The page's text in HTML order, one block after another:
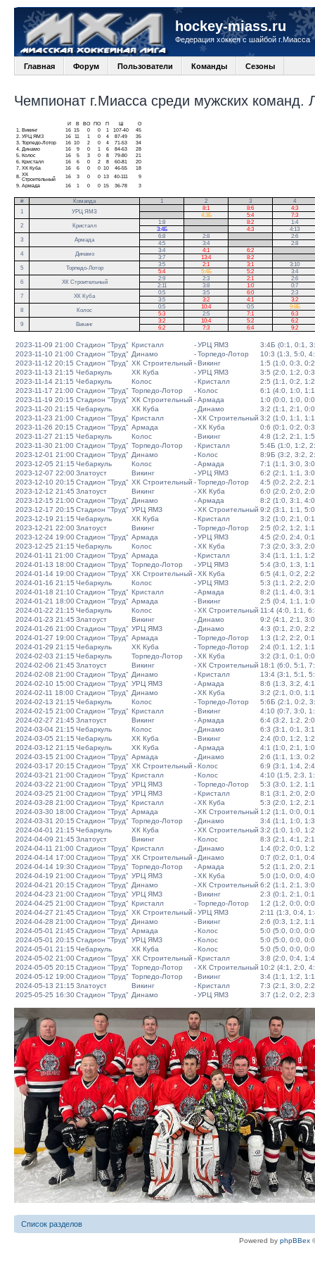
hockey-miass.ru
Федерация хоккея с шайбой г.Миасса
Главная Форум Пользователи Команды Сезоны
Чемпионат г.Миасса среди мужских команд.
И В ВО ПО П
О
1.
Викинг 16 15 0 0 1 107-40
45
2. УРЦ ЯМЗ 16 11 1 0 4 87-49
35
3. Торпедо-Лотор 16 10 2 0 4 71-53
34
4.
Динамо 16 9 0 1 6 84-63
28
5.
Колос 16 5 3 0 8 79-80
21
6.
Кристалл 16 6 0 2 8 60-81
20
7. ХК Куба 16 6 0 0 10 46-55
18
8. ХК
Строительный
16 3 0 0 13 40-111
9
9. Армада 16 1 0 0 15 36-78 3
# Команда 1 2 3
4
1
УРЦ ЯМЗ
8:1 8:6
4:3
4:3Б 5:4
7:3
2
Кристалл
1:8 8:2
1:4
3:4Б
4:3
4:13
3
Армада
6:8 2:8
2:6
4:5
3:4
2:8
4
Динамо
3:4 4:1 6:2
3:7
13:4 8:2
5
Торпедо-Лотор
3:5 2:1 3:1
3:10
5:4
5:4Б 5:2
3:4
6
ХК Строительный
2:9 2:3 2:1
2:6
2:11
3:8 1:0
0:7
7
ХК Куба
0:5 3:5 6:0
2:3
3:5
3:2 4:1
3:2
8
Колос
0:5 10:4 0:5
9:8Б
5:3
2:5 7:1
6:3
9
Викинг
3:2 10:4 5:2
6:2
6:2
7:3 6:4 9:2
2023-11-09 21:00 Стадион "Труд" Кристалл -УРЦ ЯМЗ
3:4Б (0:1, 0:1,
2023-11-10 21:00 Стадион "Труд" Динамо -Торпедо-Лотор
10:3 (1:3, 5:0,
2023-11-12 20:15 Стадион "Труд" ХК Строительный -Викинг
1:5 (1:0, 0:3,
2023-11-13 21:15 Чебаркуль ХК Куба -УРЦ ЯМЗ
3:5 (2:0, 1:2,
2023-11-14 21:15 Чебаркуль Колос -Кристалл
2:5 (1:1, 0:2,
2023-11-17 21:00 Стадион "Труд" Торпедо-Лотор -Колос
6:1 (4:0, 1:0,
2023-11-19 20:15 Стадион "Труд" ХК Строительный -Армада
1:0 (0:0, 1:0,
2023-11-20 21:15 Чебаркуль ХК Куба - Динамо
3:2 (1:1, 2:1,
2023-11-23 21:00 Стадион "Труд" Кристалл -ХК Строительный 3:2 (1:0, 1:1,
2023-11-26 20:15 Стадион "Труд" Армада -ХК Куба
0:6 (0:1, 0:2,
2023-11-27 21:15 Чебаркуль Колос -Викинг
4:8 (1:2, 2:1,
2023-11-30 21:00 Стадион "Труд" Торпедо-Лотор -Кристалл
5:4Б (1:0, 1:2,
2023-12-01 21:00Стадион "Труд" Динамо -Колос
8:9Б (3:2, 3:2,
2023-12-05 21:15 Чебаркуль Колос -Армада
7:1 (1:1, 3:0,
2023-12-07 22:00Златоуст Викинг -УРЦ ЯМЗ
6:2 (2:1, 1:1,
2023-12-10 20:15 Стадион "Труд" ХК Строительный -Торпедо-Лотор
4:5 (0:2, 2:2,
2023-12-12 21:45 Златоуст Викинг -ХК Куба
6:0 (2:0, 2:0,
2023-12-15 21:00Стадион "Труд" Динамо -Армада
8:2 (1:0, 3:1,
2023-12-17 20:15 Стадион "Труд" УРЦ ЯМЗ -ХК Строительный 9:2 (3:1, 1:1,
2023-12-19 21:15 Чебаркуль ХК Куба -Кристалл
3:2 (1:0, 2:1,
2023-12-21 22:00Златоуст Викинг -Торпедо-Лотор
2:5 (0:2, 1:2,
2023-12-24 19:00Стадион "Труд" Армада -УРЦ ЯМЗ
4:5 (2:0, 2:4,
2023-12-25 21:15 Чебаркуль Колос -ХК Куба
7:3 (2:0, 3:3,
2024-01-11 21:00 Стадион "Труд" Армада -Кристалл
3:4 (1:1, 1:1,
2024-01-13 18:00Стадион "Труд" Торпедо-Лотор -УРЦ ЯМЗ
5:4 (3:0, 1:3,
2024-01-14 19:00Стадион "Труд" ХК Строительный -ХК Куба
6:5 (4:1, 0:2,
2024-01-16 21:15 Чебаркуль Колос -УРЦ ЯМЗ
5:3 (1:1, 2:2,
2024-01-18 21:10Стадион "Труд" Кристалл -Армада
8:2 (1:1, 4:0,
2024-01-21 18:00Стадион "Труд" Армада -Викинг
2:5 (0:4, 1:1,
2024-01-22 21:15 Чебаркуль Колос -ХК Строительный 11:4 (4:0, 1:1,
2024-01-23 21:45 Златоуст Викинг - Динамо
9:2 (4:1, 2:1,
2024-01-26 21:00Стадион "Труд" УРЦ ЯМЗ - Динамо
4:3 (0:1, 2:0,
2024-01-27 19:00Стадион "Труд" Армада -Торпедо-Лотор
1:3 (1:2, 2:2,
2024-01-29 21:15 Чебаркуль ХК Куба -Торпедо-Лотор
2:4 (0:1, 1:2,
2024-02-03 21:15 Чебаркуль Торпедо-Лотор -ХК Куба
3:2 (3:1, 0:1,
2024-02-06 21:45 Златоуст Викинг -ХК Строительный 18:1 (6:0, 5:1,
2024-02-08 21:00Стадион "Труд" Динамо -Кристалл
13:4 (3:1, 5:1,
2024-02-10 15:00Стадион "Труд" УРЦ ЯМЗ -Армада
8:6 (1:3, 3:2,
2024-02-11 18:00 Стадион "Труд" Динамо -ХК Куба
3:2 (2:1, 0:0,
2024-02-13 21:15 Чебаркуль Колос -Торпедо-Лотор
5:6Б (2:1, 0:2,
2024-02-15 21:00Стадион "Труд" Кристалл -Викинг
4:10 (0:7, 3:0,
2024-02-27 21:45 Златоуст Викинг -Армада
6:4 (3:2, 1:2,
2024-03-04 21:15 Чебаркуль Колос - Динамо
6:3 (3:1, 0:1,
2024-03-05 21:15 Чебаркуль ХК Куба -Викинг
2:4 (0:0, 1:2,
2024-03-12 21:15 Чебаркуль ХК Куба -Армада
4:1 (1:0, 2:1,
2024-03-15 21:00Стадион "Труд" Армада - Динамо
2:6 (1:1, 1:3,
2024-03-17 20:15 Стадион "Труд" ХК Строительный -Колос
6:9 (3:1, 1:4,
2024-03-21 21:00Стадион "Труд" Кристалл -Колос
4:10 (1:5, 2:3,
2024-03-22 21:00Стадион "Труд" УРЦ ЯМЗ -Торпедо-Лотор
5:3 (3:0, 1:2,
2024-03-25 21:00Стадион "Труд" УРЦ ЯМЗ -Кристалл
8:1 (3:1, 2:0,
2024-03-28 21:00Стадион "Труд" Кристалл -ХК Куба
5:3 (2:0, 1:2,
2024-03-30 18:00Стадион "Труд" Армада -ХК Строительный 1:2 (1:1, 0:0,
2024-03-31 20:15 Стадион "Труд" Торпедо-Лотор - Динамо
3:4 (1:1, 1:0,
2024-04-01 21:15 Чебаркуль ХК Куба -ХК Строительный 3:2 (1:0, 1:0,
2024-04-09 21:45 Златоуст Викинг -Колос
8:3 (2:1, 4:1,
2024-04-11 21:00 Стадион "Труд" Кристалл - Динамо
1:4 (0:2, 0:0,
2024-04-14 17:00Стадион "Труд" ХК Строительный - Динамо
0:7 (0:2, 0:1,
2024-04-14 19:30Стадион "Труд" Торпедо-Лотор -Армада
5:2 (1:1, 2:0,
2024-04-19 21:00Стадион "Труд" УРЦ ЯМЗ -ХК Куба
5:0 (1:0, 0:0,
2024-04-21 20:15 Стадион "Труд" Динамо -ХК Строительный 6:2 (1:1, 2:1,
2024-04-23 21:00Стадион "Труд" УРЦ ЯМЗ -Викинг
2:3 (0:1, 2:1,
2024-04-25 21:00Стадион "Труд" Кристалл -Торпедо-Лотор
1:2 (1:2, 0:0,
2024-04-27 21:45 Стадион "Труд" ХК Строительный -УРЦ ЯМЗ
2:11 (1:3, 0:4,
2024-04-28 21:00Стадион "Труд" Динамо -Викинг
2:6 (0:3, 1:2,
2024-05-01 21:45 Стадион "Труд" Армада -Колос
5:0 (5:0, 0:0,
2024-05-01 20:15 Стадион "Труд" УРЦ ЯМЗ -Колос
5:0 (5:0, 0:0,
2024-05-01 21:15 Чебаркуль ХК Куба -Колос
5:0 (5:0, 0:0,
2024-05-02 21:00Стадион "Труд" ХК Строительный -Кристалл
3:8 (2:0, 0:4,
2024-05-05 20:15 Стадион "Труд" Торпедо-Лотор -ХК Строительный 10:2 (4:1, 2:0,
2024-05-12 19:00Стадион "Труд" Торпедо-Лотор -Викинг
3:4 (1:1, 1:2,
2024-05-13 21:15 Златоуст Викинг -Кристалл
7:3 (2:1, 3:0,
2025-05-25 16:30Стадион "Труд" Динамо -УРЦ ЯМЗ 3:7 (1:2, 0:2,
Список разделов
Powered by phpBBex